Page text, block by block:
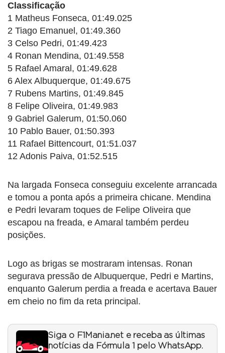
Classificação
1 Matheus Fonseca, 01:49.025
2 Tiago Emanuel, 01:49.360
3 Celso Pedri, 01:49.423
4 Ronan Mendina, 01:49.558
5 Rafael Amaral, 01:49.628
6 Alex Albuquerque, 01:49.675
7 Rubens Martins, 01:49.845
8 Felipe Oliveira, 01:49.983
9 Gabriel Galerum, 01:50.060
10 Pablo Bauer, 01:50.393
11 Rafael Bittencourt, 01:51.037
12 Adonis Paiva, 01:52.515
Na largada Fonseca conseguiu excelente arrancada
e tomou a ponta após a primeira chicane. Mendina
e Pedri levaram toques de Felipe Oliveira que
escapou na freada, e Amaral também perdeu
posições.
Logo as brigas se mostraram intensas. Ronan
segurava pressão de Albuquerque, Pedri e Martins,
enquanto Galerum perdia a freada e acertava Bauer
em cheio no fim da reta principal.
Siga o F1Mania.net e receba as últimas
notícias da Fórmula 1 pelo WhatsApp.